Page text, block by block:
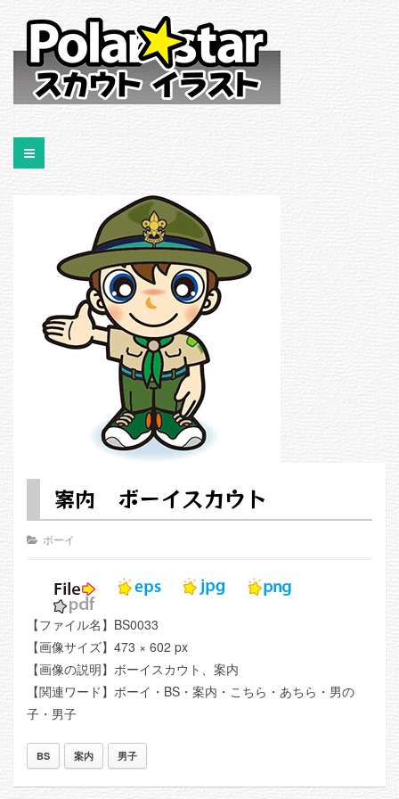
案内 ボーイスカウト
ボーイ
【ファイル名】BS0033
【画像サイズ】473 × 602 px
【画像の説明】ボーイスカウト、案内
【関連ワード】ボーイ・BS・案内・こちら・あちら・男の
子・男子
BS 案内 男子